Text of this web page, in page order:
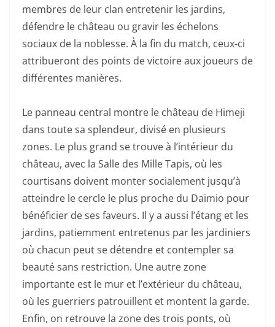
membres de leur clan entretenir les jardins,
défendre le château ou gravir les échelons
sociaux de la noblesse. À la fin du match, ceux-ci
attribueront des points de victoire aux joueurs de
différentes manières.
Le panneau central montre le château de Himeji
dans toute sa splendeur, divisé en plusieurs
zones. Le plus grand se trouve à l’intérieur du
château, avec la Salle des Mille Tapis, où les
courtisans doivent monter socialement jusqu’à
atteindre le cercle le plus proche du Daimio pour
bénéficier de ses faveurs. Il y a aussi l’étang et les
jardins, patiemment entretenus par les jardiniers
où chacun peut se détendre et contempler sa
beauté sans restriction. Une autre zone
importante est le mur et l’extérieur du château,
où les guerriers patrouillent et montent la garde.
Enfin, on retrouve la zone des trois ponts, où